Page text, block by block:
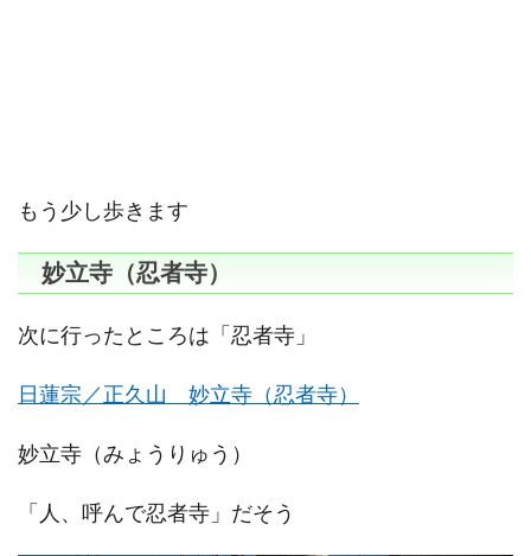
もう少し歩きます
妙立寺（忍者寺）
次に行ったところは「忍者寺」
日蓮宗／正久山 妙立寺（忍者寺）
妙立寺（みょうりゅう）
「人、呼んで忍者寺」だそう